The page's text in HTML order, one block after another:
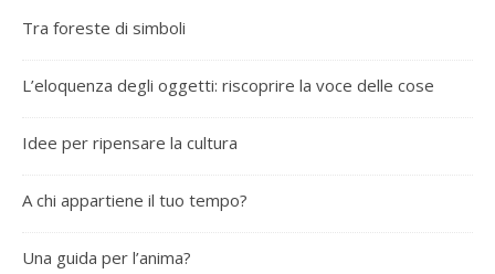
Tra foreste di simboli
L’eloquenza degli oggetti: riscoprire la voce delle cose
Idee per ripensare la cultura
A chi appartiene il tuo tempo?
Una guida per l’anima?